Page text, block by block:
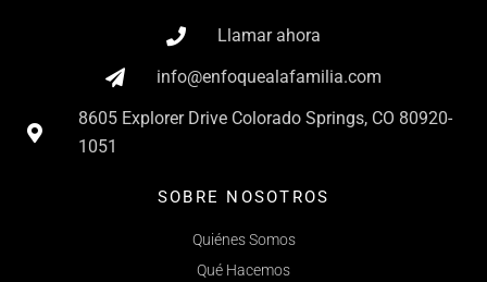
Llamar ahora
info@enfoquealafamilia.com
8605 Explorer Drive Colorado Springs, CO 80920-
1051
SOBRE NOSOTROS
Quiénes Somos
Qué Hacemos